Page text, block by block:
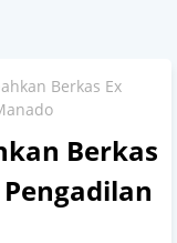
Berkas Ex
Berkas